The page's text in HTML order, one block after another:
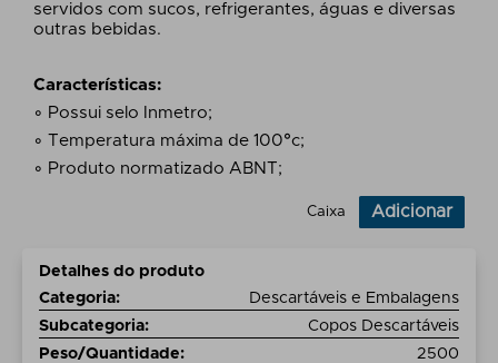
servidos com sucos, refrigerantes, águas e diversas
outras bebidas.
Características:
◦ Possui selo Inmetro;
◦ Temperatura máxima de 100°c;
◦ Produto normatizado ABNT;
Caixa Adicionar
Detalhes do produto
Categoria:
Descartáveis e Embalagens
Subcategoria:
Copos Descartáveis
Peso/Quantidade:
2500